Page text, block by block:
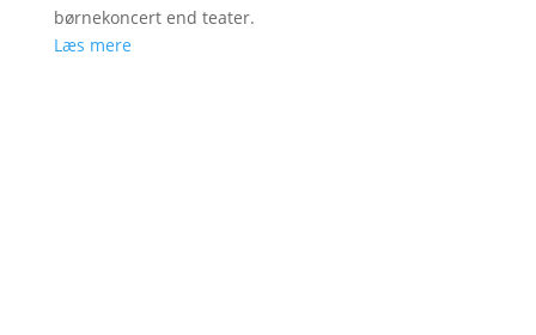
børnekoncert end teater.
Læs mere